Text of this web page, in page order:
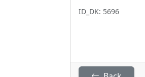
ID_DK: 5696